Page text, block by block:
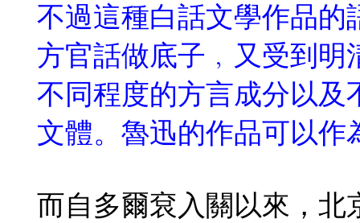
不過這種白話文學作品的
方官話做底子﹐又受到
不同程度的方言成分以及
文體。魯迅的作品可以
而自多爾袞入關以來，北